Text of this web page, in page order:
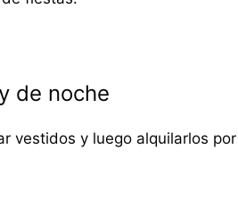
de noche
vestidos y luego alquilarlos